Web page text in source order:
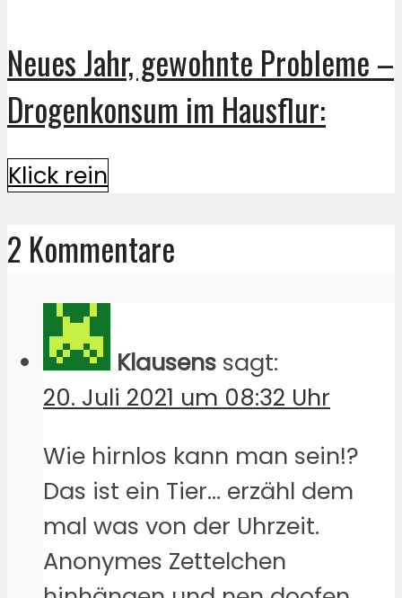
Neues Jahr, gewohnte Probleme –
Drogenkonsum im Hausflur:
Klick rein
2 Kommentare
Klausens sagt:
20. Juli 2021 um 08:32 Uhr
Wie hirnlos kann man sein!?
Das ist ein Tier… erzähl dem
mal was von der Uhrzeit.
Anonymes Zettelchen